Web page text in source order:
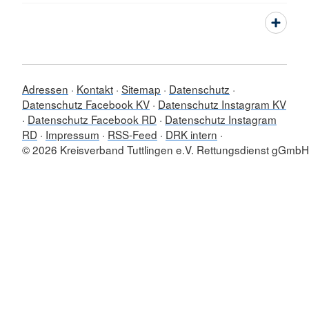
Adressen Kontakt Sitemap
Datenschutz
Datenschutz Facebook KV Datenschutz Instagram KV
Datenschutz Facebook RD Datenschutz Instagram
RD Impressum RSS-Feed
DRK intern
© 2026 Kreisverband Tuttlingen e.V. Rettungsdienst gGmbH